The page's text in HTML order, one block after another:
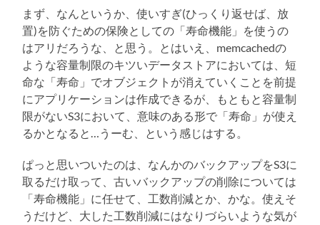
まず、なんというか、使いすぎ(ひっくり返せば、放
置)を防ぐための保険としての「寿命機能」を使うの
はアリだろうな、と思う。とはいえ、memcachedの
ような容量制限のキツいデータストアにおいては、短
命な「寿命」でオブジェクトが消えていくことを前提
にアプリケーションは作成できるが、もともと容量制
限がないS3において、意味のある形で「寿命」が使え
るかとなると…うーむ、という感じはする。
ぱっと思いついたのは、なんかのバックアップをS3に
取るだけ取って、古いバックアップの削除については
「寿命機能」に任せて、工数削減とか、かな。使えそ
うだけど、大した工数削減にはなりづらいような気が